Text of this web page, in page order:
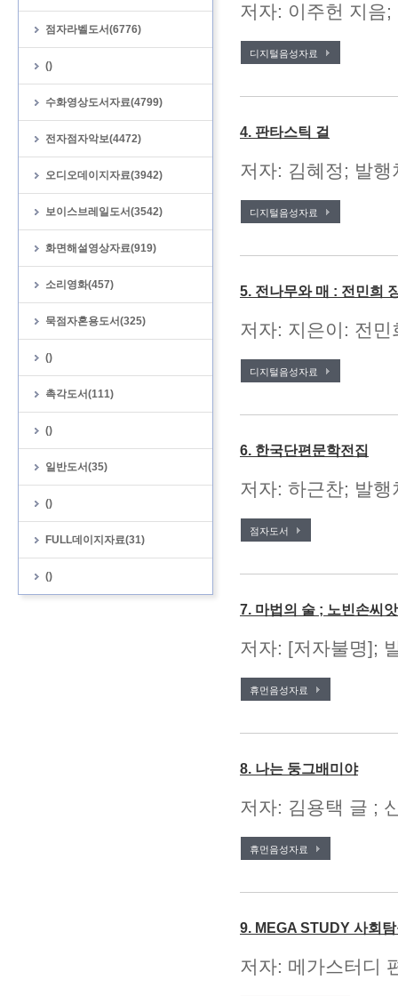
점자라벨도서(6776)
()
수화영상도서자료(4799)
전자점자악보(4472)
오디오데이지자료(3942)
보이스브레일도서(3542)
화면해설영상자료(919)
소리영화(457)
묵점자혼용도서(325)
()
촉각도서(111)
()
일반도서(35)
()
FULL데이지자료(31)
()
저자: 이주헌 지음
디지털음성자료
4. 판타스틱 걸
저자: 김혜정; 발
디지털음성자료
5. 전나무와 매 : 전민희
저자: 지은이: 전
디지털음성자료
6. 한국단편문학전집
저자: 하근찬; 발
점자도서
7. 마법의 술 ; 노빈손씨
저자: [저자불명];
휴먼음성자료
8. 나는 둥그배미야
저자: 김용택 글 ;
휴먼음성자료
9. MEGA STUDY 사회
저자: 메가스터디